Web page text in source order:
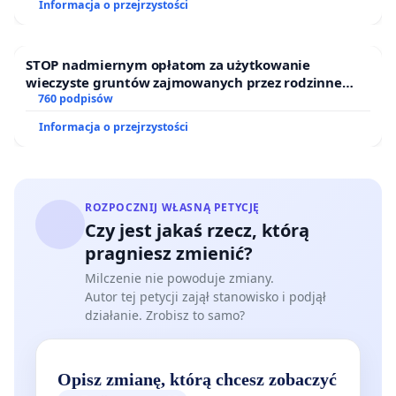
Tylko takie kompleksowe podejście sprawi, że
konkurencyjną alternatywą dla transportu
indywidualnego, w pełni odpowiadając na wyzwania XXI
wieku.
Uzasadnienie oparte na oficjalnych danych o natężeniu
Trzebinia – Spytkowice – Wadowice znajduje swoje
pełne uzasadnienie w oficjalnych danych dotyczących
alarmującego natężenia ruchu drogowego w regionie
oraz w wyraźnie rosnących potrzebach społecznych i
środowiskowych.
Dróg Krajowych i Autostrad, Oddział w Krakowie (pismo
OKR.D-4.0130.151.2025.pg z dnia 21 sierpnia 2025 r.),
Informacja o przejrzystości
STOP nadmiernym opłatom za użytkowanie
wieczyste gruntów zajmowanych przez rodzinne
ogrody działkowe.
760 podpisów
Informacja o przejrzystości
ROZPOCZNIJ WŁASNĄ PETYCJĘ
Czy jest jakaś rzecz, którą
pragniesz zmienić?
Milczenie nie powoduje zmiany.
Autor tej petycji zajął stanowisko i podjął
działanie. Zrobisz to samo?
Opisz zmianę, którą chcesz zobaczyć